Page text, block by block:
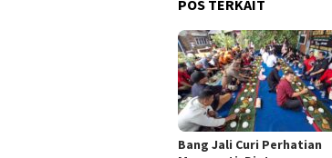
POS TERKAIT
Bang Jali Curi Perhatian